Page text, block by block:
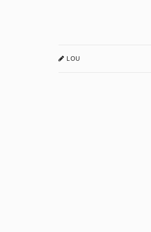
LOU